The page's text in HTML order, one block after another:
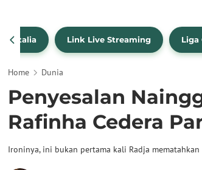
Liga Italia Link Live Streaming Liga
Home Dunia
Penyesalan
Rafinha Cedera
Ironinya, ini bukan pertama kali Radja